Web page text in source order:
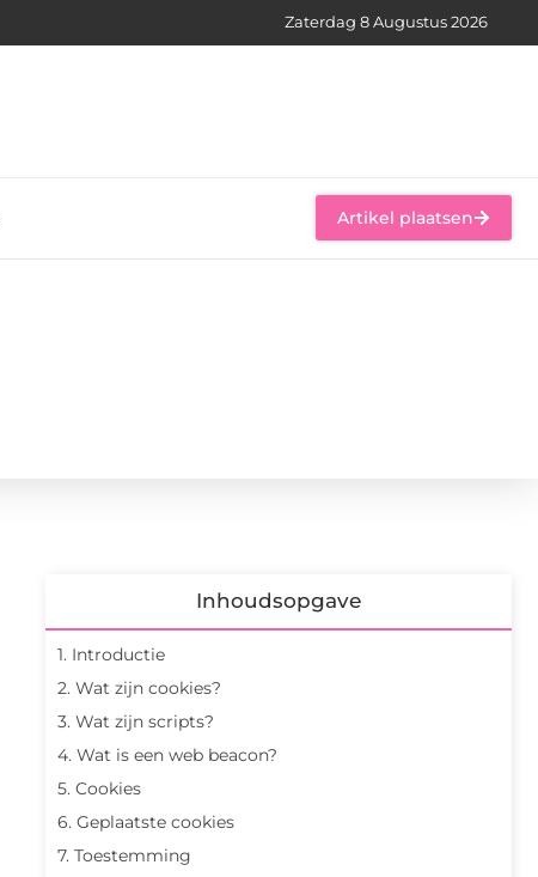
Zaterdag 8 Augustus 2026
Artikel plaatsen
Inhoudsopgave
1. Introductie
2. Wat zijn cookies?
3. Wat zijn scripts?
4. Wat is een web beacon?
5. Cookies
6. Geplaatste cookies
7. Toestemming